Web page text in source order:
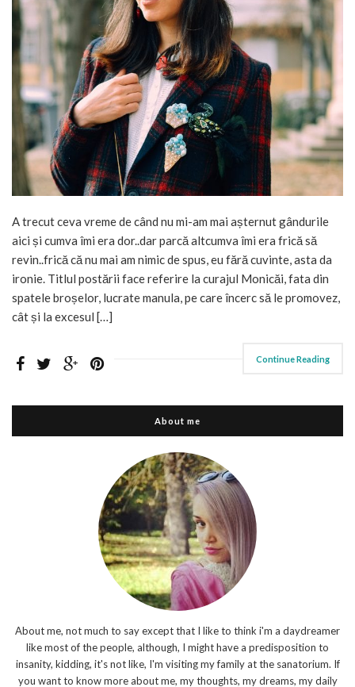
A trecut ceva vreme de când nu mi-am mai așternut gândurile
aici și cumva îmi era dor..dar parcă altcumva îmi era frică să
revin..frică că nu mai am nimic de spus, eu fără cuvinte, asta da
ironie. Titlul postării face referire la curajul Monicăi, fata din
spatele broșelor, lucrate manula, pe care încerc să le promovez,
cât și la excesul […]
Continue Reading
About me
About me, not much to say except that I like to think i'm a daydreamer
like most of the people, although, I might have a predisposition to
insanity, kidding, it's not like, I'm visiting my family at the sanatorium. If
you want to know more about me, my thoughts, my dreams, my daily